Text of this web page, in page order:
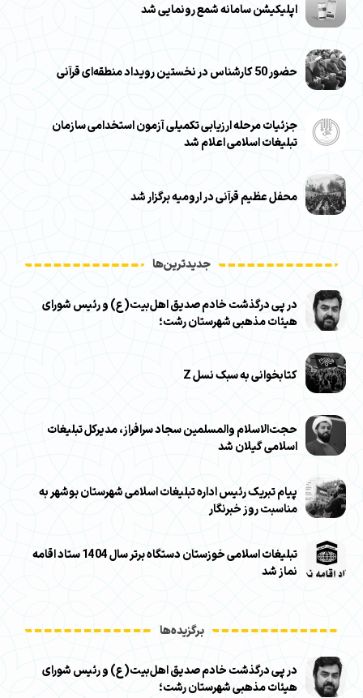
اپلیکیشن سامانه شمع رونمایی شد
حضور 50 کارشناس در نخستین رویداد منطقه‌ای قرآنی
جزئیات مرحله ارزیابی تکمیلی آزمون استخدامی سازمان
تبلیغات اسلامی اعلام شد
محفل عظیم قرآنی در ارومیه برگزار شد
جدیدترین‌ها
در پی درگذشت خادم صدیق اهل‌بیت(ع) و رئیس شورای
هیئات مذهبی شهرستان رشت؛
کتابخوانی به سبک نسل Z
حجت‌الاسلام والمسلمین سجاد سرافراز، مدیرکل تبلیغات
اسلامی گیلان شد
پیام تبریک رئیس اداره تبلیغات اسلامی شهرستان بوشهر به
مناسبت روز خبرنگار
تبلیغات اسلامی خوزستان دستگاه برتر سال 1404 ستاد اقامه
نماز شد
برگزیده‌ها
در پی درگذشت خادم صدیق اهل‌بیت(ع) و رئیس شورای
هیئات مذهبی شهرستان رشت؛